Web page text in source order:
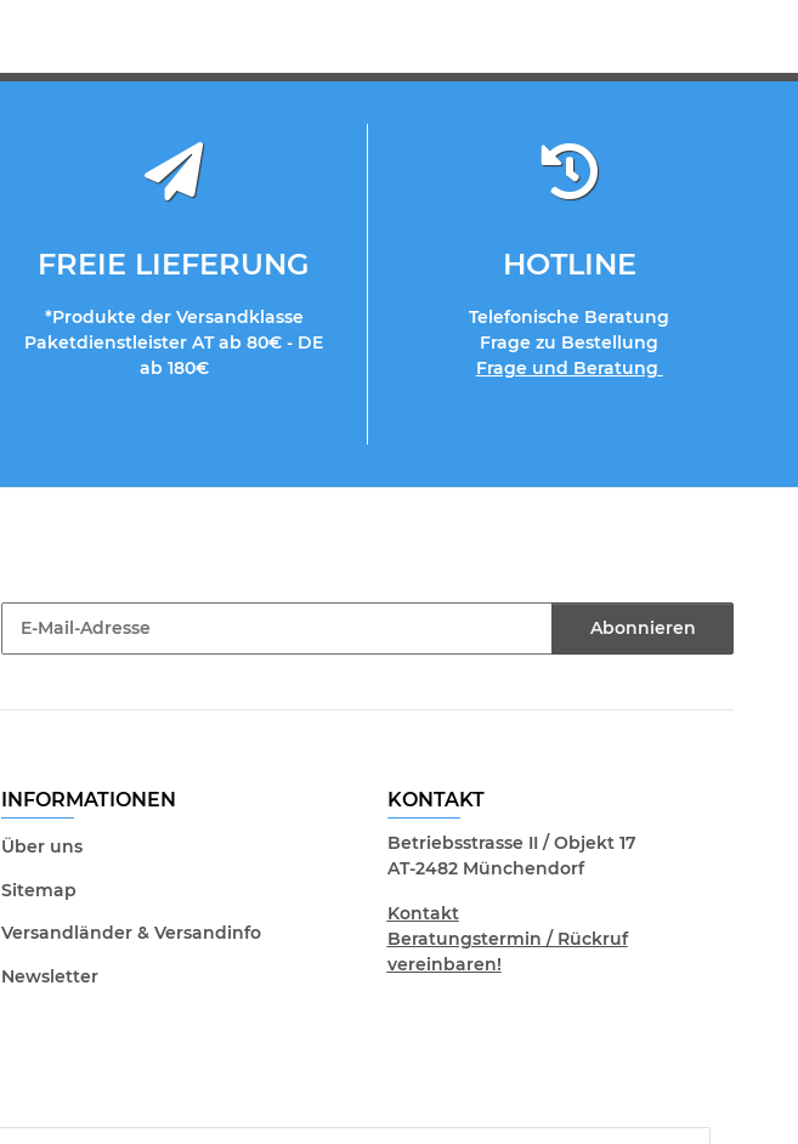
FREIE LIEFERUNG
*Produkte der Versandklasse
Paketdienstleister AT ab 80€ - DE
ab 180€
HOTLINE
Telefonische Beratung
Frage zu Bestellung
Frage und Beratung
Abonnieren
INFORMATIONEN
Über uns
Sitemap
Versandländer & Versandinfo
Newsletter
KONTAKT
Betriebsstrasse II / Objekt 17
AT-2482 Münchendorf
Kontakt
Beratungstermin / Rückruf
vereinbaren!